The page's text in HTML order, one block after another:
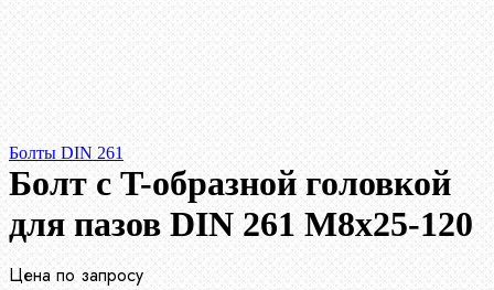
Болты DIN 261
Болт с T-образной головкой
для пазов DIN 261 М8х25-120
Цена по запросу